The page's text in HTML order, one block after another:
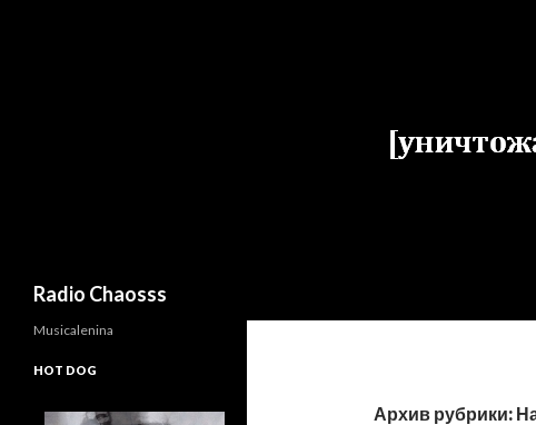
Radio Chaosss
Архив рубрики:
Musicalenina
HOT DOG